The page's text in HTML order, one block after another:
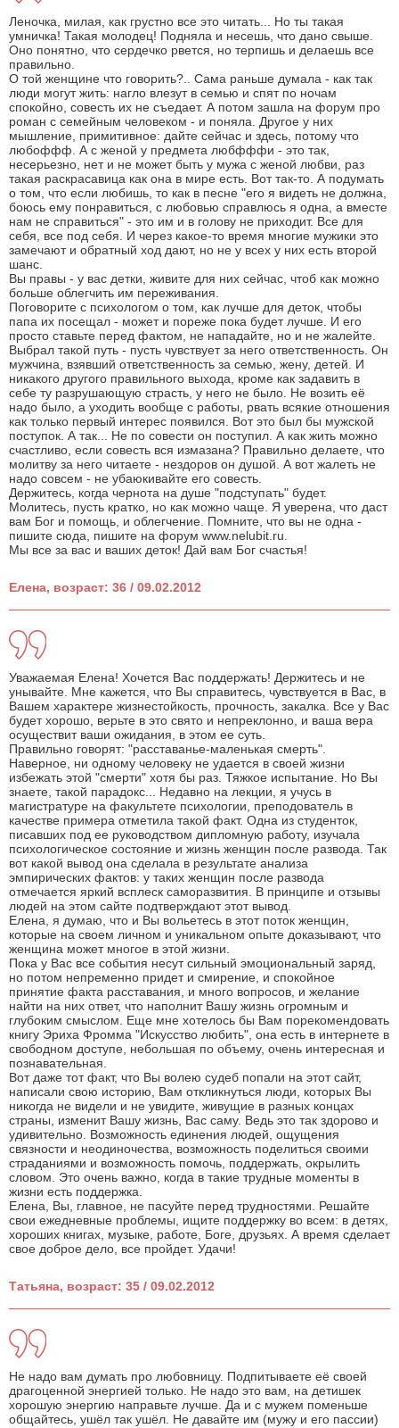
Леночка, милая, как грустно все это читать... Но ты такая
умничка! Такая молодец! Подняла и несешь, что дано свыше.
Оно понятно, что сердечко рвется, но терпишь и делаешь все
правильно.
О той женщине что говорить?.. Сама раньше думала - как так
люди могут жить: нагло влезут в семью и спят по ночам
спокойно, совесть их не съедает. А потом зашла на форум про
роман с семейным человеком - и поняла. Другое у них
мышление, примитивное: дайте сейчас и здесь, потому что
любоффф. А с женой у предмета любфффи - это так,
несерьезно, нет и не может быть у мужа с женой любви, раз
такая раскрасавица как она в мире есть. Вот так-то. А подумать
о том, что если любишь, то как в песне "его я видеть не должна,
боюсь ему понравиться, с любовью справлюсь я одна, а вместе
нам не справиться" - это им и в голову не приходит. Все для
себя, все под себя. И через какое-то время многие мужики это
замечают и обратный ход дают, но не у всех у них есть второй
шанс.
Вы правы - у вас детки, живите для них сейчас, чтоб как можно
больше облегчить им переживания.
Поговорите с психологом о том, как лучше для деток, чтобы
папа их посещал - может и пореже пока будет лучше. И его
просто ставьте перед фактом, не нападайте, но и не жалейте.
Выбрал такой путь - пусть чувствует за него ответственность. Он
мужчина, взявший ответственность за семью, жену, детей. И
никакого другого правильного выхода, кроме как задавить в
себе ту разрушающую страсть, у него не было. Не возить её
надо было, а уходить вообще с работы, рвать всякие отношения
как только первый интерес появился. Вот это был бы мужской
поступок. А так... Не по совести он поступил. А как жить можно
счастливо, если совесть вся измазана? Правильно делаете, что
молитву за него читаете - нездоров он душой. А вот жалеть не
надо совсем - не убаюкивайте его совесть.
Держитесь, когда чернота на душе "подступать" будет.
Молитесь, пусть кратко, но как можно чаще. Я уверена, что даст
вам Бог и помощь, и облегчение. Помните, что вы не одна -
пишите сюда, пишите на форум www.nelubit.ru.
Мы все за вас и ваших деток! Дай вам Бог счастья!
Елена, возраст: 36 / 09.02.2012
Уважаемая Елена! Хочется Вас поддержать! Держитесь и не
унывайте. Мне кажется, что Вы справитесь, чувствуется в Вас, в
Вашем характере жизнестойкость, прочность, закалка. Все у Вас
будет хорошо, верьте в это свято и непреклонно, и ваша вера
осуществит ваши ожидания, в этом ее суть.
Правильно говорят: "расставанье-маленькая смерть".
Наверное, ни одному человеку не удается в своей жизни
избежать этой "смерти" хотя бы раз. Тяжкое испытание. Но Вы
знаете, такой парадокс... Недавно на лекции, я учусь в
магистратуре на факультете психологии, преподователь в
качестве примера отметила такой факт. Одна из студенток,
писавших под ее руководством дипломную работу, изучала
психологическое состояние и жизнь женщин после развода. Так
вот какой вывод она сделала в результате анализа
эмпирических фактов: у таких женщин после развода
отмечается яркий всплеск саморазвития. В принципе и отзывы
людей на этом сайте подтверждают этот вывод.
Елена, я думаю, что и Вы вольетесь в этот поток женщин,
которые на своем личном и уникальном опыте доказывают, что
женщина может многое в этой жизни.
Пока у Вас все события несут сильный эмоциональный заряд,
но потом непременно придет и смирение, и спокойное
принятие факта расставания, и много вопросов, и желание
найти на них ответ, что наполнит Вашу жизнь огромным и
глубоким смыслом. Еще мне хотелось бы Вам порекомендовать
книгу Эриха Фромма "Искусство любить", она есть в интернете в
свободном доступе, небольшая по объему, очень интересная и
познавательная.
Вот даже тот факт, что Вы волею судеб попали на этот сайт,
написали свою историю, Вам откликнуться люди, которых Вы
никогда не видели и не увидите, живущие в разных концах
страны, изменит Вашу жизнь, Вас саму. Ведь это так здорово и
удивительно. Возможность единения людей, ощущения
связности и неодиночества, возможность поделиться своими
страданиями и возможность помочь, поддержать, окрылить
словом. Это очень важно, когда в такие трудные моменты в
жизни есть поддержка.
Елена, Вы, главное, не пасуйте перед трудностями. Решайте
свои ежедневные проблемы, ищите поддержку во всем: в детях,
хороших книгах, музыке, работе, Боге, друзьях. А время сделает
свое доброе дело, все пройдет. Удачи!
Татьяна, возраст: 35 / 09.02.2012
Не надо вам думать про любовницу. Подпитываете её своей
драгоценной энергией только. Не надо это вам, на детишек
хорошую энергию направьте лучше. Да и с мужем поменьше
общайтесь, ушёл так ушёл. Не давайте им (мужу и его пассии)